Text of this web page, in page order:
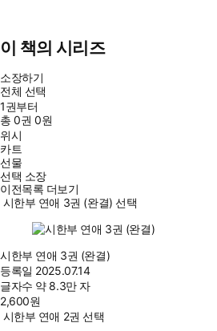
이 책의 시리즈
소장하기
전체 선택
1권부터
총0권 0원
위시
카트
선물
선택 소장
이전목록 더보기
시한부 연애 3권 (완결) 선택
시한부 연애 3권 (완결)
등록일 2025.07.14
글자수 약 8.3만 자
2,600원
시한부 연애 2권 선택